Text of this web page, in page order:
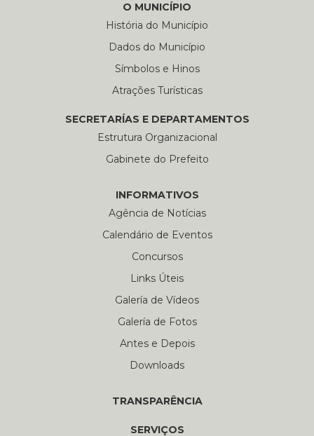
O MUNICÍPIO
História do Município
Dados do Município
Símbolos e Hinos
Atrações Turísticas
SECRETARÍAS E DEPARTAMENTOS
Estrutura Organizacional
Gabinete do Prefeito
INFORMATIVOS
Agência de Notícias
Calendário de Eventos
Concursos
Links Úteis
Galería de Vídeos
Galería de Fotos
Antes e Depois
Downloads
TRANSPARÊNCIA
SERVIÇOS